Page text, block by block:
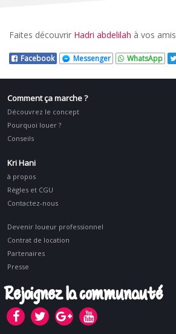
Faites découvrir Hadri abdelilah à vos amis
Facebook Messenger WhatsApp
Comment ça marche ?
Découvrez le concept
Pourquoi louer ?
Conseils
Kri Hani
à propos
Régles et CGU
Contactez-nous
Devenir loueur professionnel
Contrat de location
Partenaires
Presse
Rejoignez la communauté